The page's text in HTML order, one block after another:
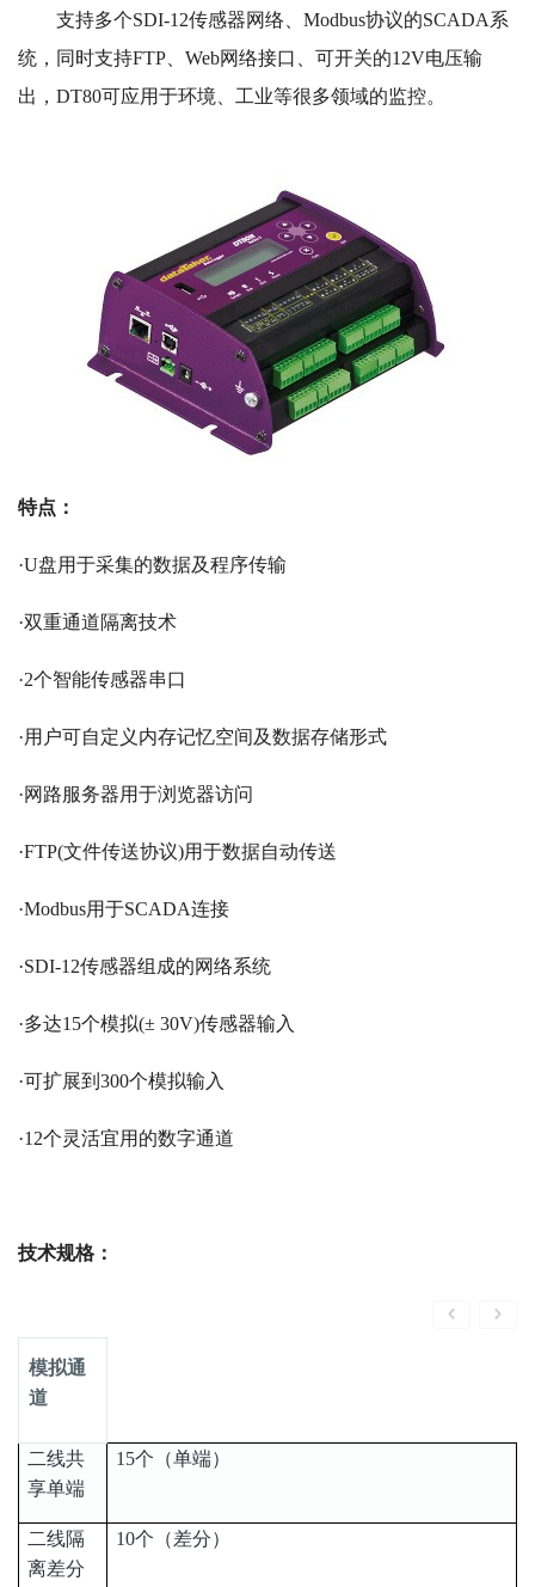
支持多个SDI-12传感器网络、Modbus协议的SCADA系
统，同时支持FTP、Web网络接口、可开关的12V电压输
出，DT80可应用于环境、工业等很多领域的监控。
特点：
·U盘用于采集的数据及程序传输
·双重通道隔离技术
·2个智能传感器串口
·用户可自定义内存记忆空间及数据存储形式
·网路服务器用于浏览器访问
·FTP(文件传送协议)用于数据自动传送
·Modbus用于SCADA连接
·SDI-12传感器组成的网络系统
·多达15个模拟(± 30V)传感器输入
·可扩展到300个模拟输入
·12个灵活宜用的数字通道
技术规格：
模拟通
道
二线共
享单端
15个（单端）
二线隔
离差分
10个（差分）